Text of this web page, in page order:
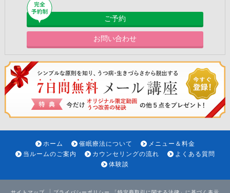
ご予約
お問い合わせ
ホーム 催眠療法について
メニュー＆料金
当ルームのご案内
カウンセリングの流れ
よくある質問
体験談